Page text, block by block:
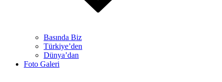
Basında Biz
Türkiye’den
Dünya’dan
Foto Galeri